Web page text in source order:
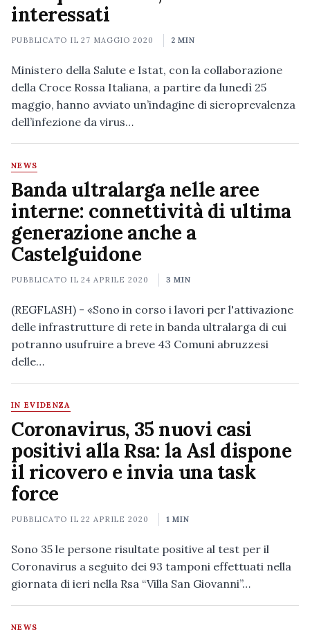
interessati
PUBBLICATO IL27 MAGGIO 2020 2 MIN
Ministero della Salute e Istat, con la collaborazione
della Croce Rossa Italiana, a partire da lunedì 25
maggio, hanno avviato un’indagine di sieroprevalenza
dell’infezione da virus…
NEWS
Banda ultralarga nelle aree
interne: connettività di ultima
generazione anche a
Castelguidone
PUBBLICATO IL24 APRILE 2020 3 MIN
(REGFLASH) - «Sono in corso i lavori per l'attivazione
delle infrastrutture di rete in banda ultralarga di cui
potranno usufruire a breve 43 Comuni abruzzesi
delle…
IN EVIDENZA
Coronavirus, 35 nuovi casi
positivi alla Rsa: la Asl dispone
il ricovero e invia una task
force
PUBBLICATO IL22 APRILE 2020 1 MIN
Sono 35 le persone risultate positive al test per il
Coronavirus a seguito dei 93 tamponi effettuati nella
giornata di ieri nella Rsa “Villa San Giovanni”…
NEWS